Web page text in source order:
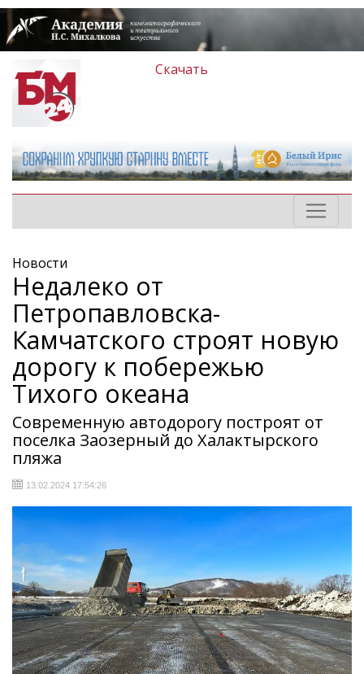
Скачать
Новости
Недалеко от
Петропавловска-
Камчатского строят новую
дорогу к побережью
Тихого океана
Современную автодорогу построят от
поселка Заозерный до Халактырского
пляжа
13.02.2024 17:54:26